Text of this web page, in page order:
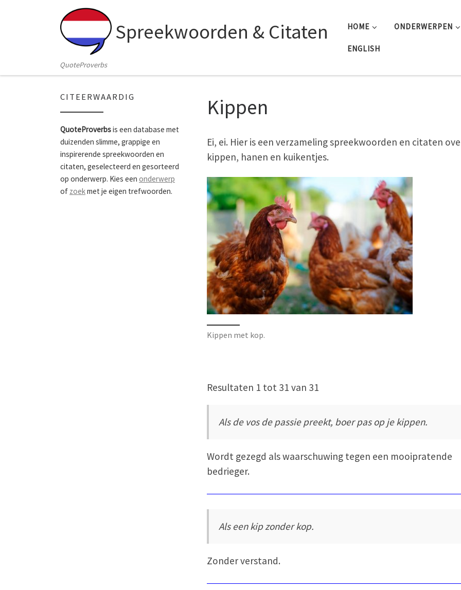
Skip to content
Spreekwoorden & Citaten
QuoteProverbs
HOME ONDERWERPEN
ENGLISH
Kippen
Ei, ei. Hier is een verzameling spreekwoorden en citaten
kippen, hanen en kuikentjes.
Kippen met kop.
Resultaten 1 tot 31 van 31
Als de vos de passie preekt, boer pas op je kippen.
Wordt gezegd als waarschuwing tegen een mooipratende
bedrieger.
Als een kip zonder kop.
Zonder verstand.
CITEERWAARDIG
QuoteProverbsis een database met
duizenden slimme, grappige en
inspirerende spreekwoorden en
citaten, geselecteerd en gesorteerd
op onderwerp. Kies een onderwerp
of zoekmet je eigen trefwoorden.